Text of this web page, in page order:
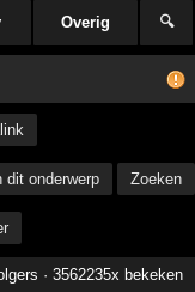
Overig 🔍
dit onderwerp Zoeken
· 3562235x bekeken